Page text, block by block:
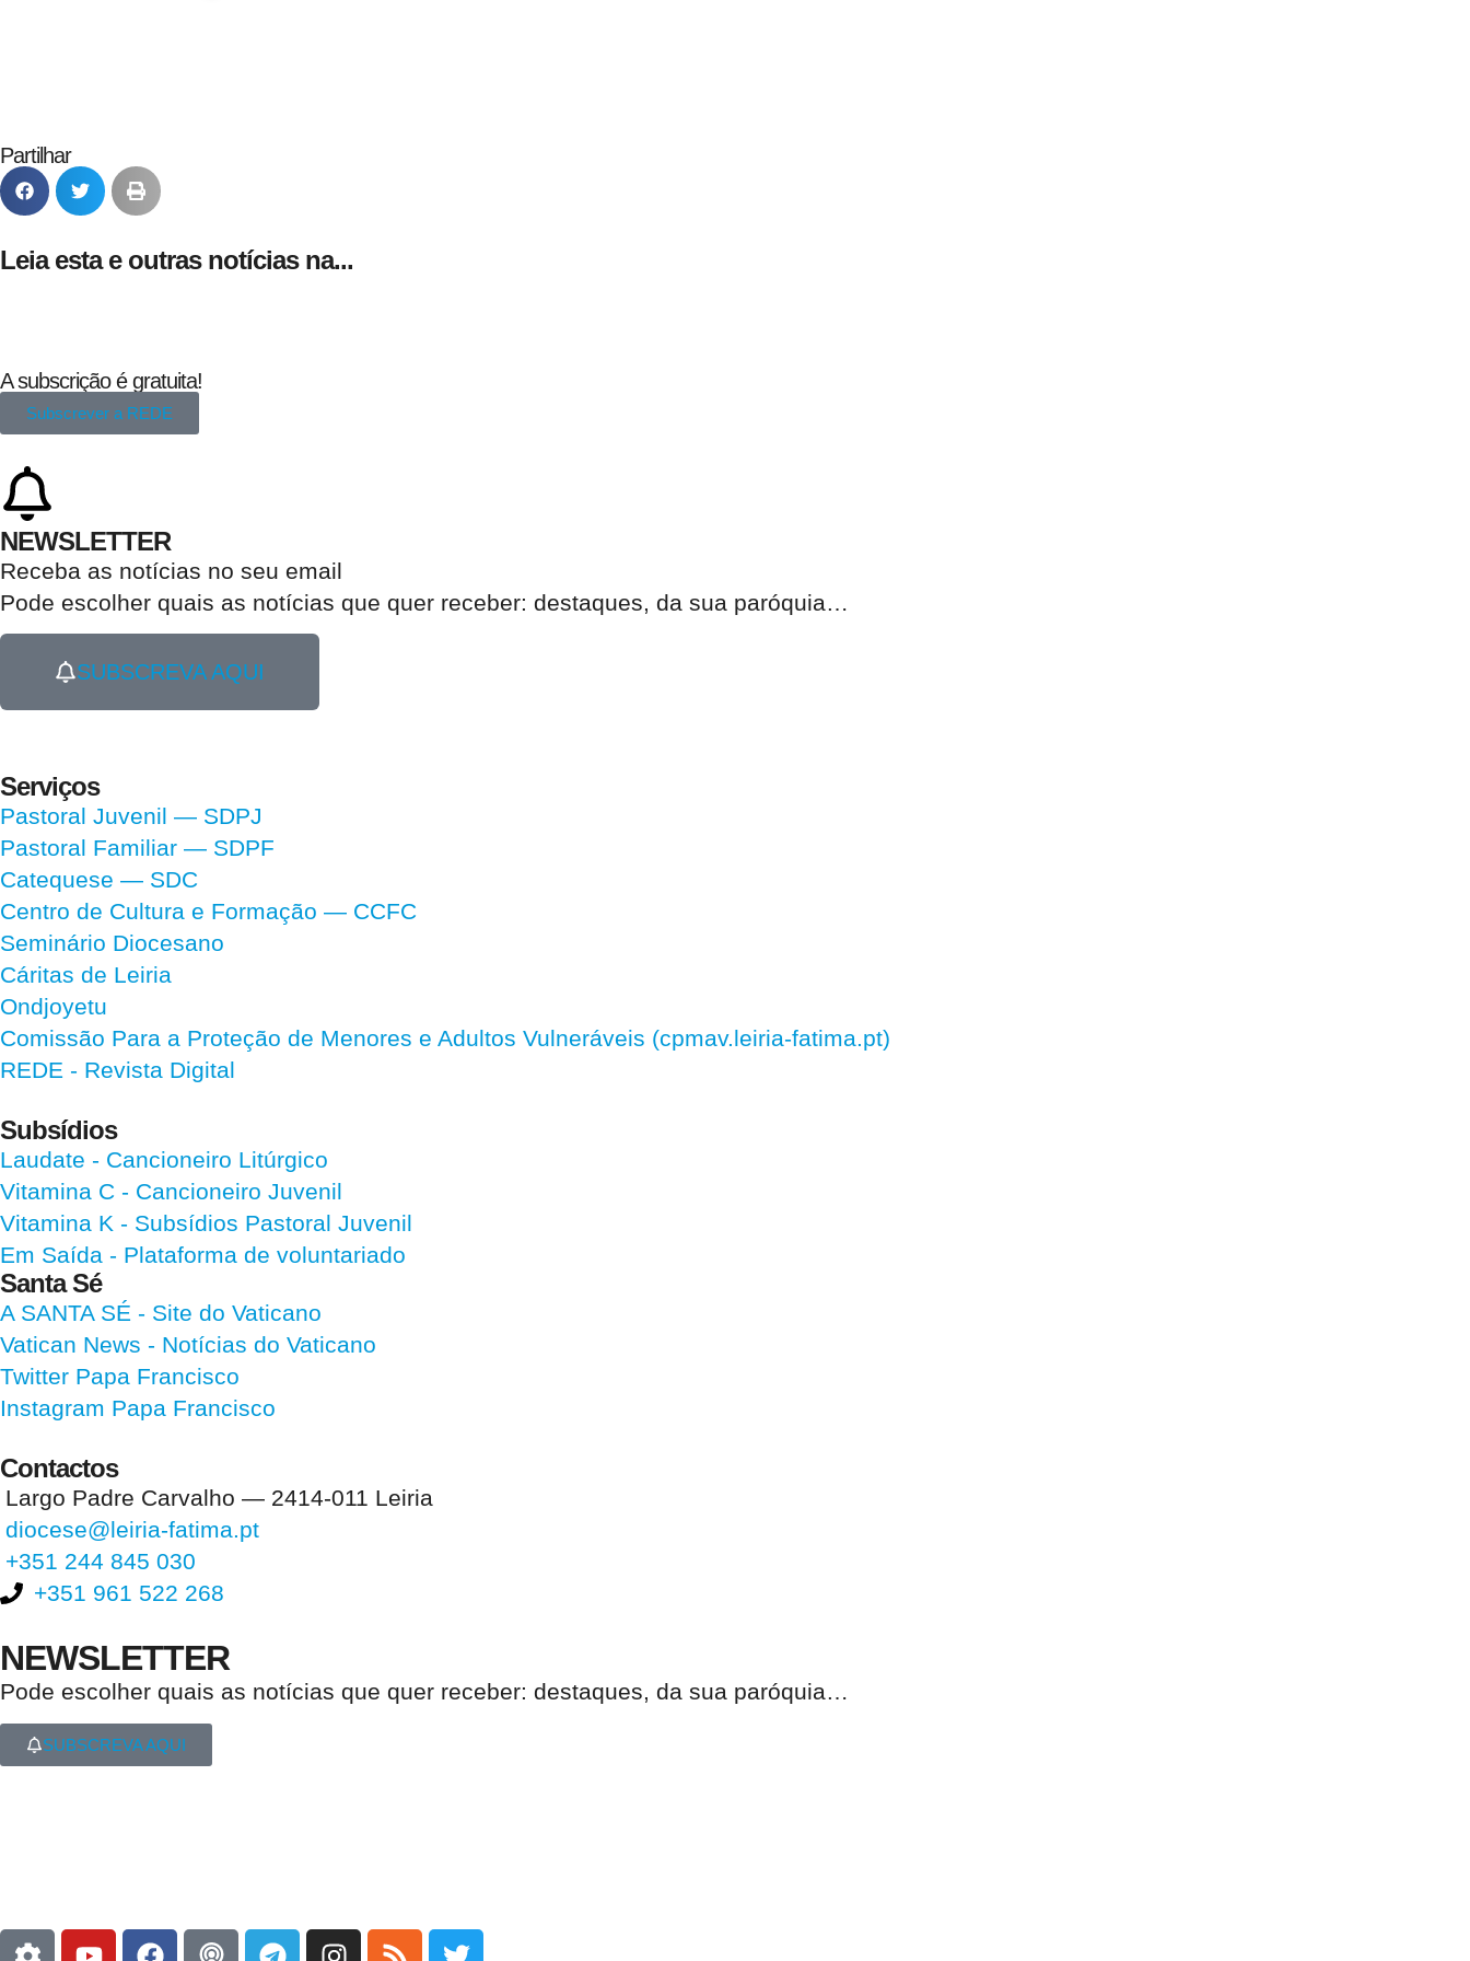
Partilhar
Leia esta e outras notícias na...
A subscrição é gratuita!
Subscrever a REDE
NEWSLETTER
Receba as notícias no seu email​
Pode escolher quais as notícias que quer receber: destaques, da sua paróquia…
SUBSCREVA AQUI
Serviços
Pastoral Juvenil — SDPJ
Pastoral Familiar — SDPF
Catequese — SDC
Centro de Cultura e Formação — CCFC
Seminário Diocesano
Cáritas de Leiria
Ondjoyetu
Comissão Para a Proteção de Menores e Adultos Vulneráveis (cpmav.leiria-fatima.pt)
REDE - Revista Digital
Subsídios
Laudate - Cancioneiro Litúrgico
Vitamina C - Cancioneiro Juvenil
Vitamina K - Subsídios Pastoral Juvenil
Em Saída - Plataforma de voluntariado
Santa Sé
A SANTA SÉ - Site do Vaticano
Vatican News - Notícias do Vaticano
Twitter Papa Francisco
Instagram Papa Francisco
Contactos
Largo Padre Carvalho — 2414-011 Leiria
diocese@leiria-fatima.pt
+351 244 845 030
+351 961 522 268
NEWSLETTER
Pode escolher quais as notícias que quer receber: destaques, da sua paróquia…
SUBSCREVA AQUI